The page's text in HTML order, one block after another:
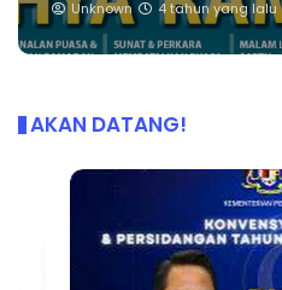
Unknown 4 tahun yang lalu
AKAN DATANG!